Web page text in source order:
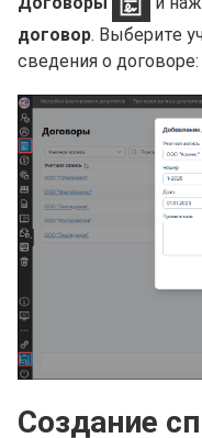
договор. Выберите
сведения о договоре:
Создание